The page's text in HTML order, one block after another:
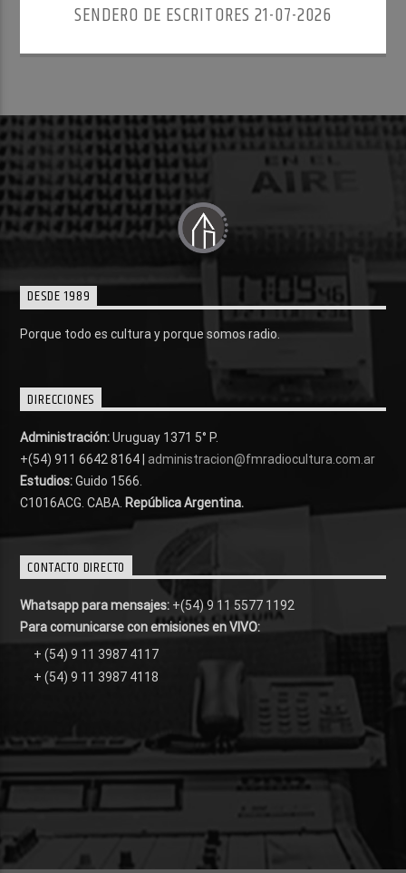
SENDERO DE ESCRITORES 21-07-2026
DESDE 1989
Porque todo es cultura y porque somos radio.
DIRECCIONES
Administración:Uruguay 1371 5° P.
+(54) 911 6642 8164 | administracion@fmradiocultura.com.ar
Estudios:Guido 1566.
C1016ACG . CABA. República Argentina.
CONTACTO DIRECTO
Whatsapp para mensajes: +(54) 9 11 5577 1192
Para comunicarse con emisiones en VIVO:
+ (54) 9 11 3987 4117
+ (54) 9 11 3987 4118